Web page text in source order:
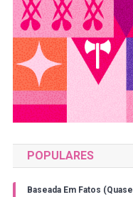
POPULARES
Baseada Em Fatos